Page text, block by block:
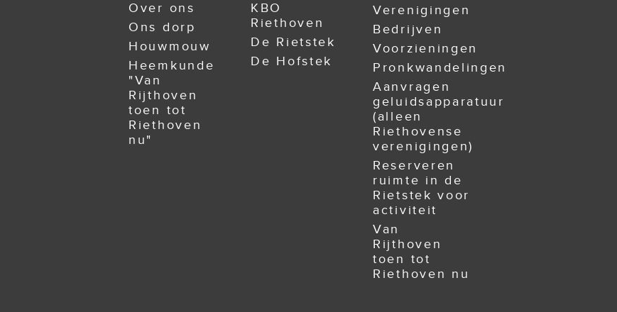
Over ons
Ons dorp
Houwmouw
Heemkunde
"Van
Rijthoven
toen tot
Riethoven
nu"
KBO
Riethoven
De Rietstek
De Hofstek
Verenigingen
Bedrijven
Voorzieningen
Pronkwandelingen
Aanvragen
geluidsapparatuur
(alleen
Riethovense
verenigingen)
Reserveren
ruimte in de
Rietstek voor
activiteit
Van
Rijthoven
toen tot
Riethoven nu